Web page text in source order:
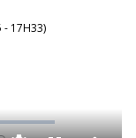
- 17H33)